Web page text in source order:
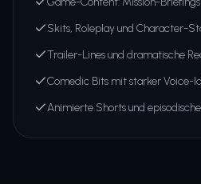
Skits, Roleplay und Character-
Trailer-Lines und dramatische
Comedic Bits mit starker Voice-
Animierte Shorts und